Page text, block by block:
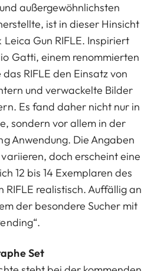
außergewöhnlichsten
ist in dieser Hinsicht
Leica Gun RIFLE. Inspiriert
Gatti, einem renommierten
RIFLE den Einsatz von
und verwackelte Bilder
Es fand daher nicht nur in
sondern vor allem in der
Anwendung. Die Angaben
doch erscheint eine
12 bis 14 Exemplaren des
RIFLE realistisch. Auffällig an
der besondere Sucher mit
Set